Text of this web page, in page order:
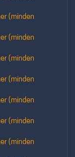
(minden
(minden
(minden
(minden
(minden
(minden
(minden